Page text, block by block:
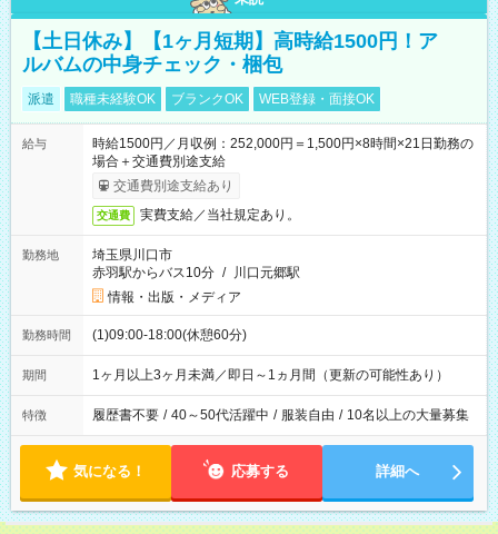
【土日休み】【1ヶ月短期】高時給1500円！ア
ルバムの中身チェック・梱包
派遣 職種未経験OK ブランクOK WEB登録・面接OK
給与
時給1500円／月収例：252,000円＝1,500円×8時間×21日勤務の
場合＋交通費別途支給
交通費別途支給あり
交通費 実費支給／当社規定あり。
勤務地
埼玉県川口市
赤羽駅からバス10分 / 川口元郷駅
情報・出版・メディア
勤務時間 (1)09:00-18:00(休憩60分)
期間 1ヶ月以上3ヶ月未満／即日～1ヵ月間（更新の可能性あり）
特徴 履歴書不要 / 40～50代活躍中 / 服装自由 / 10名以上の大量募集
気になる！ 応募する 詳細へ